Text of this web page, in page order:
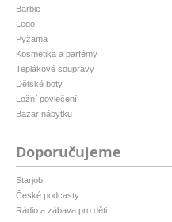
Barbie
Lego
Pyžama
Kosmetika a parfémy
Teplákové soupravy
Dětské boty
Ložní povlečení
Bazar nábytku
Doporučujeme
Starjob
České podcasty
Rádio a zábava pro děti